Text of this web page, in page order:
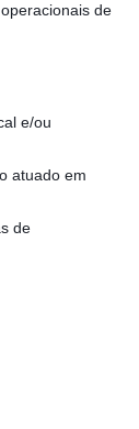
de
e/ou
atuado em
de